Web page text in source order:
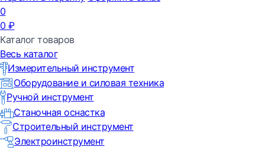
0
0 ₽
Каталог товаров
Весь каталог
Измерительный инструмент
Оборудование и силовая техника
Ручной инструмент
Станочная оснастка
Строительный инструмент
Электроинструмент